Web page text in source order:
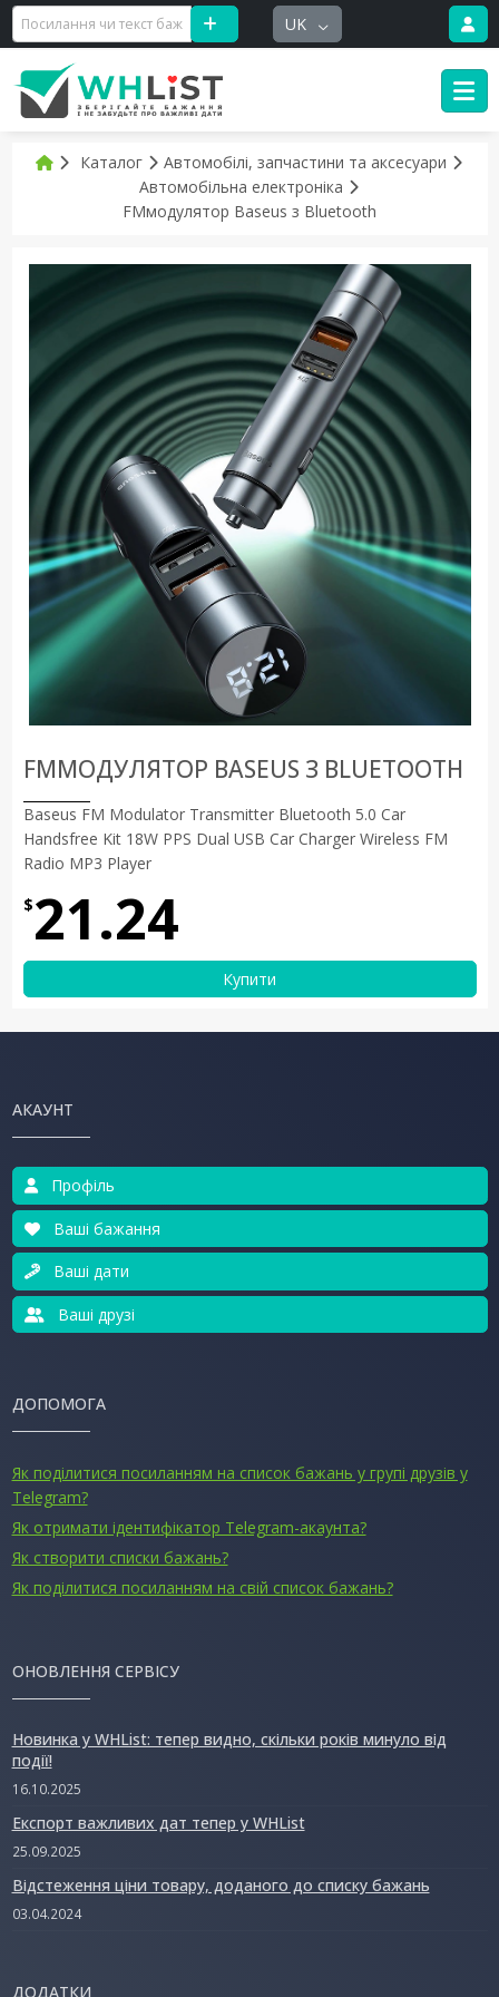
UK
Каталог
Автомобілі, запчастини та аксесуари
Автомобільна електроніка
FMмодулятор Baseus з Bluetooth
FMМОДУЛЯТОР BASEUS З BLUETOOTH
Baseus FM Modulator Transmitter Bluetooth 5.0 Car
Handsfree Kit 18W PPS Dual USB Car Charger Wireless FM
Radio MP3 Player
$21.24
Купити
АКАУНТ
Профіль
Ваші бажання
Ваші дати
Ваші друзі
ДОПОМОГА
Як поділитися посиланням на список бажань у групі друзів у
Telegram?
Як отримати ідентифікатор Telegram-акаунта?
Як створити списки бажань?
Як поділитися посиланням на свій список бажань?
ОНОВЛЕННЯ СЕРВІСУ
Новинка у WHList: тепер видно, скільки років минуло від
події!
16.10.2025
Експорт важливих дат тепер у WHList
25.09.2025
Відстеження ціни товару, доданого до списку бажань
03.04.2024
ДОДАТКИ